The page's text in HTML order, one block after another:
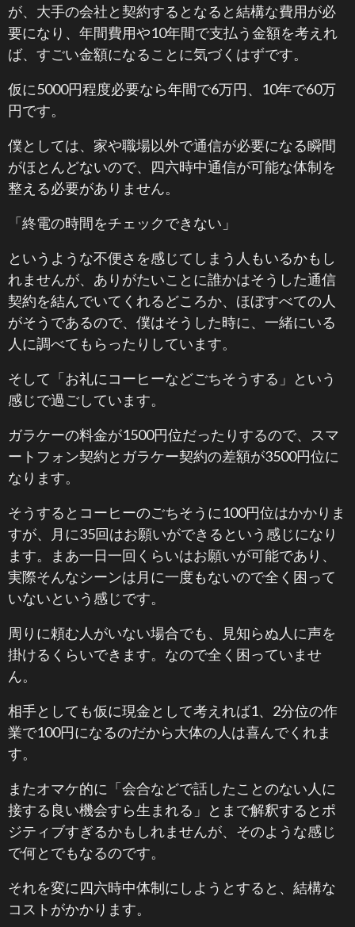
が、大手の会社と契約するとなると結構な費用が必
要になり、年間費用や10年間で支払う金額を考えれ
ば、すごい金額になることに気づくはずです。
仮に5000円程度必要なら年間で6万円、10年で60万
円です。
僕としては、家や職場以外で通信が必要になる瞬間
がほとんどないので、四六時中通信が可能な体制を
整える必要がありません。
「終電の時間をチェックできない」
というような不便さを感じてしまう人もいるかもし
れませんが、ありがたいことに誰かはそうした通信
契約を結んでいてくれるどころか、ほぼすべての人
がそうであるので、僕はそうした時に、一緒にいる
人に調べてもらったりしています。
そして「お礼にコーヒーなどごちそうする」という
感じで過ごしています。
ガラケーの料金が1500円位だったりするので、スマ
ートフォン契約とガラケー契約の差額が3500円位に
なります。
そうするとコーヒーのごちそうに100円位はかかりま
すが、月に35回はお願いができるという感じになり
ます。まあ一日一回くらいはお願いが可能であり、
実際そんなシーンは月に一度もないので全く困って
いないという感じです。
周りに頼む人がいない場合でも、見知らぬ人に声を
掛けるくらいできます。なので全く困っていませ
ん。
相手としても仮に現金として考えれば1、2分位の作
業で100円になるのだから大体の人は喜んでくれま
す。
またオマケ的に「会合などで話したことのない人に
接する良い機会すら生まれる」とまで解釈するとポ
ジティブすぎるかもしれませんが、そのような感じ
で何とでもなるのです。
それを変に四六時中体制にしようとすると、結構な
コストがかかります。